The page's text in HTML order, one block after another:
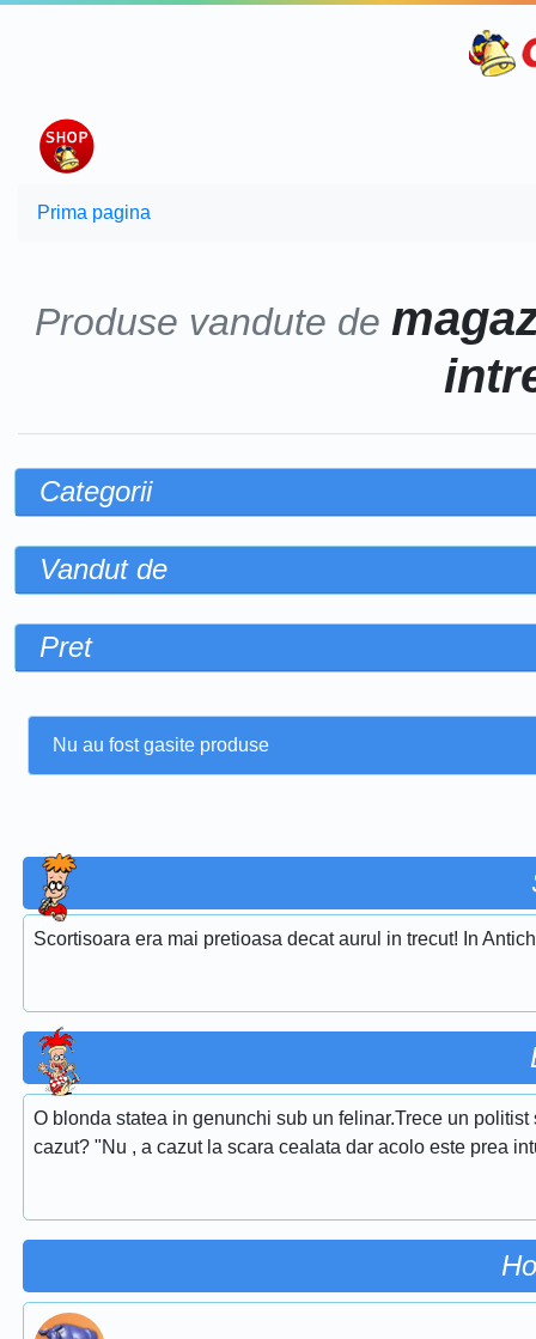
Prima pagina
Produse vandute de
Categorii
Vandut de
Pret
Nu au fost gasite produse
Scortisoara era mai pretioasa decat aurul in trecut! In
O blonda statea in genunchi sub un felinar.Trece un
cazut? "Nu , a cazut la scara cealata dar acolo este prea